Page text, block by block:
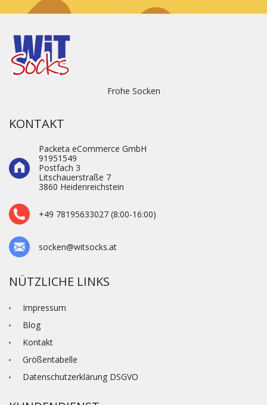
Frohe Socken
KONTAKT
Packeta eCommerce GmbH
91951549
Postfach 3
Litschauerstraße 7
3860 Heidenre­ichstein
+49 78195633027 (8:00-16:00)
socken@witsocks.at
NÜTZLICHE LINKS
Impressum
Blog
Kontakt
Größentabelle
Datenschutzerklärung DSGVO